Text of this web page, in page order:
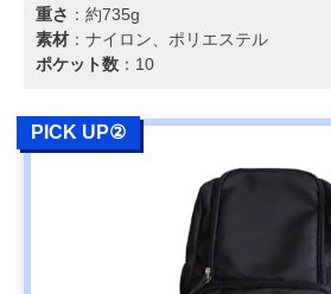
重さ ：約735g
素材 ：ナイロン、ポリエステル
ポケット数 ：10
PICK UP②